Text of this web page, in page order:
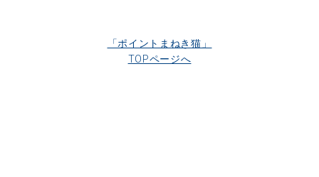
「ポイントまねき猫」
TOPページへ